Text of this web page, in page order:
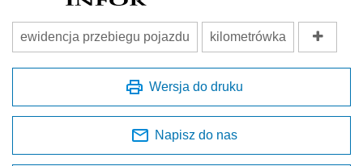
ewidencja przebiegu pojazdu kilometrówka
Wersja do druku
Napisz do nas